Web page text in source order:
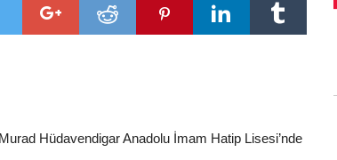
Hüdavendigar Anadolu İmam Hatip Lisesi’nde